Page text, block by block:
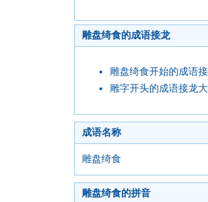
雕盘绮食的成语接龙
雕盘绮食开始的成语
雕字开头的成语接龙
成语名称
雕盘绮食
雕盘绮食的拼音